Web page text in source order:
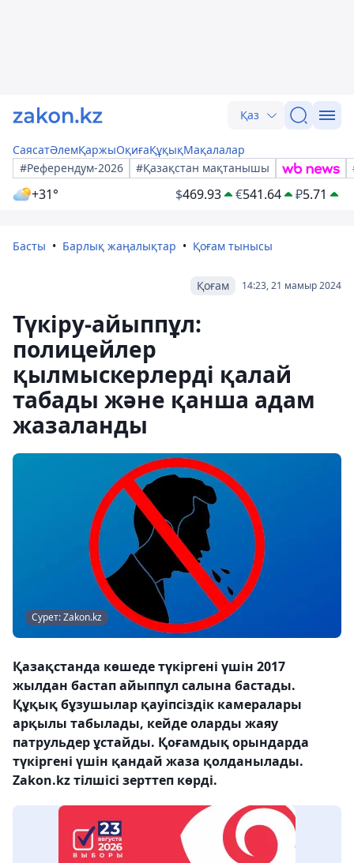
Қаз
СаясатӘлемҚаржыОқиғаҚұқықМақалалар
#Референдум-2026
#Қазақстан мақтанышы
+31° $469.93 €541.64 ₽5.71
Басты Барлық жаңалықтар Қоғам тынысы
14:23, 21 мамыр 2024
Қоғам
Түкіру-айыппұл:
полицейлер
қылмыскерлерді қалай
табады және қанша адам
жазаланды
Сурет: Zakon.kz
Қазақстанда көшеде түкіргені үшін 2017
жылдан бастап айыппұл салына бастады.
Құқық бұзушылар қауіпсіздік камералары
арқылы табылады, кейде оларды жаяу
патрульдер ұстайды. Қоғамдық орындарда
түкіргені үшін қандай жаза қолданылады.
Zakon.kz тілшісі зерттеп көрді.